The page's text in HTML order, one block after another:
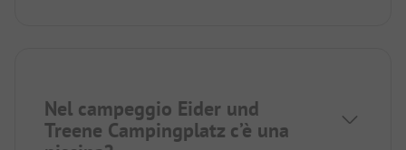
Nel campeggio Eider und
Treene Campingplatz c’è una